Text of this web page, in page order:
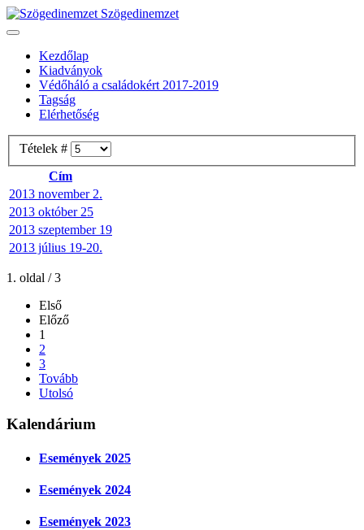
Szögedinemzet
Kezdőlap
Kiadványok
Védőháló a családokért 2017-2019
Tagság
Elérhetőség
Tételek #
Cím
2013 november 2.
2013 október 25
2013 szeptember 19
2013 július 19-20.
1. oldal / 3
Első
Előző
1
2
3
Tovább
Utolsó
Kalendárium
Események 2025
Események 2024
Események 2023